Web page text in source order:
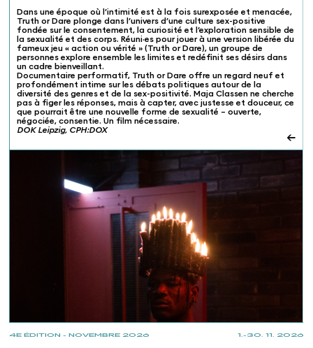
1.-30. 11. 2026
4E ÉDITION - NOVEMBRE 2026
Dans une époque où l’intimité est à la fois surexposée et menacée,
Truth or Dare plonge dans l’univers d’une culture sex-positive
fondée sur le consentement, la curiosité et l’exploration sensible de
la sexualité et des corps. Réuni·es pour jouer à une version libérée du
fameux jeu « action ou vérité » (Truth or Dare), un groupe de
personnes explore ensemble les limites et redéfinit ses désirs dans
un cadre bienveillant.
Documentaire performatif, Truth or Dare offre un regard neuf et
profondément intime sur les débats politiques autour de la
diversité des genres et de la sex-positivité. Maja Classen ne cherche
pas à figer les réponses, mais à capter, avec justesse et douceur, ce
que pourrait être une nouvelle forme de sexualité – ouverte,
négociée, consentie. Un film nécessaire.
DOK Leipzig, CPH:DOX
←